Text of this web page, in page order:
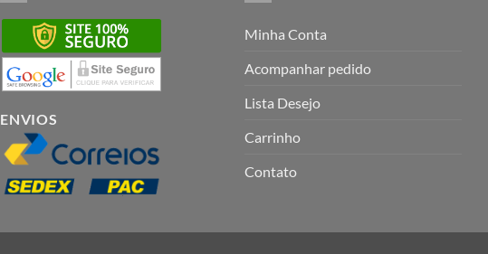
ENVIOS
Minha Conta
Acompanhar pedido
Lista Desejo
Carrinho
Contato